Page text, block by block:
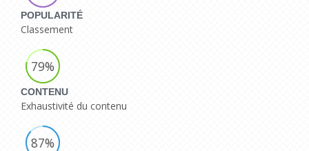
POPULARITÉ
Classement
79%
CONTENU
Exhaustivité du contenu
87%